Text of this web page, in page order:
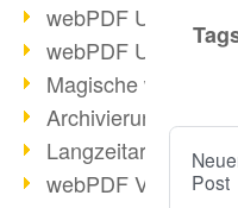
webPDF Update
webPDF Update
Magische webPDF
Archivierung:
webPDF Video -Post